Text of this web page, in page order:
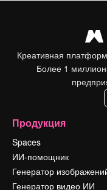
Креативная
Более 1
Продукция
Spaces
ИИ-помощник
Генератор
Генератор видео ИИ